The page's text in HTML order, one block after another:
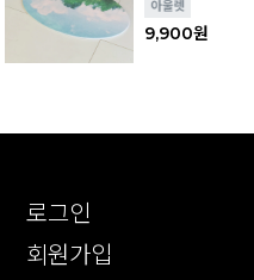
9,900원
로그인
회원가입